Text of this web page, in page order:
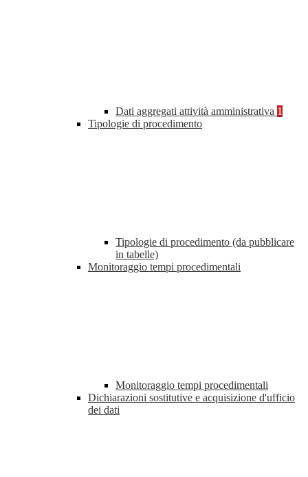
Dati aggregati attività amministrativa 1
Tipologie di procedimento
Tipologie di procedimento (da pubblicare
in tabelle)
Monitoraggio tempi procedimentali
Monitoraggio tempi procedimentali
Dichiarazioni sostitutive e acquisizione d'ufficio
dei dati